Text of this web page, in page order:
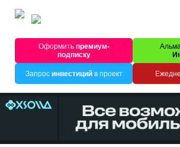
Оформитьпремиум-
подписку
Запрос инвестицийв проект